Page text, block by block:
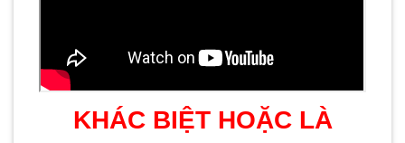
KHÁC BIỆT HOẶC LÀ